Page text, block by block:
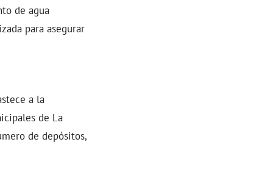
de agua
para asegurar
a la
de La
de depósitos,